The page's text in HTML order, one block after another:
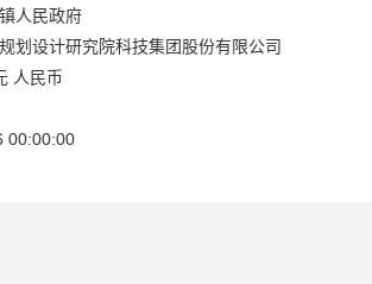
人民政府
划设计研究院科技集团股份有限公司
人民币
00:00:00